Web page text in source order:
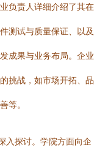
负责人详细介绍了其在
测试与质量保证、以及
成果与业务布局。企业
挑战，如市场开拓、品
等。
入探讨。学院方面向企